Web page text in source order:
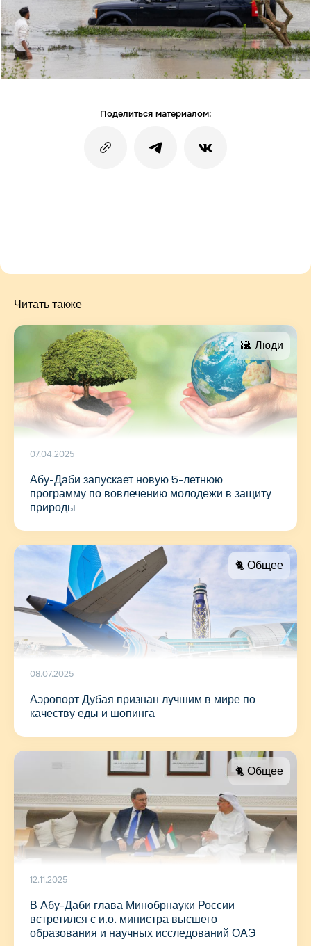
Поделиться материалом:
Читать также
🌇 Люди
07.04.2025
Абу-Даби запускает новую 5-летнюю
программу по вовлечению молодежи в защиту
природы
🐈 Общее
08.07.2025
Аэропорт Дубая признан лучшим в мире по
качеству еды и шопинга
🐈 Общее
12.11.2025
В Абу-Даби глава Минобрнауки России
встретился с и.о. министра высшего
образования и научных исследований ОАЭ